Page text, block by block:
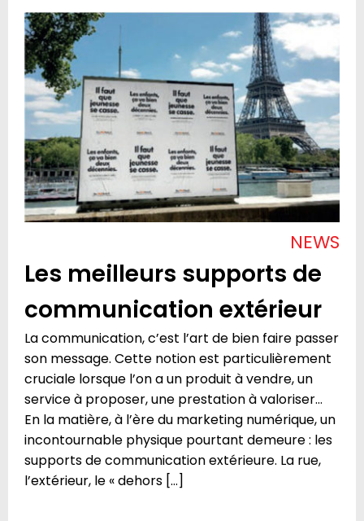
NEWS
Les meilleurs supports de
communication extérieur
La communication, c’est l’art de bien faire passer
son message. Cette notion est particulièrement
cruciale lorsque l’on a un produit à vendre, un
service à proposer, une prestation à valoriser…
En la matière, à l’ère du marketing numérique, un
incontournable physique pourtant demeure : les
supports de communication extérieure. La rue,
l’extérieur, le « dehors […]